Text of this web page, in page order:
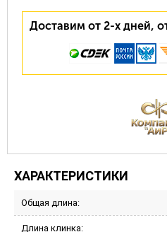
Доставим от 2-х дней,
ХАРАКТЕРИСТИКИ
Общая длина:
Длина клинка: